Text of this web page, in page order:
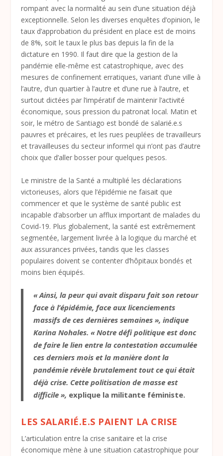
rompant avec la normalité au sein d’une situation déjà
exceptionnelle. Selon les diverses enquêtes d’opinion, le
taux d’approbation du président en place est de moins
de 8%, soit le taux le plus bas depuis la fin de la
dictature en 1990. Il faut dire que la gestion de la
pandémie elle-même est catastrophique, avec des
mesures de confinement erratiques, variant d’une ville à
l’autre, d’un quartier à l’autre et d’une rue à l’autre, et
surtout dictées par l’impératif de maintenir l’activité
économique, sous pression du patronat local. Matin et
soir, le métro de Santiago est bondé de salarié.e.s
pauvres et précaires, et les rues peuplées de travailleurs
et travailleuses du secteur informel qui n’ont pas d’autre
choix que d’aller bosser pour quelques pesos.
Le ministre de la Santé a multiplié les déclarations
victorieuses, alors que l’épidémie ne faisait que
commencer et que le système de santé public est
incapable d’absorber un afflux important de malades du
Covid-19. Plus globalement, la santé est extrêmement
segmentée, largement livrée à la logique du marché et
aux assurances privées, tandis que les classes
populaires doivent se contenter d’hôpitaux bondés et
moins bien équipés.
« Ainsi, la peur qui avait disparu fait son retour
face à l’épidémie, face aux licenciements
massifs de ces dernières semaines », indique
Karina Nohales. « Notre défi politique est donc
de faire le lien entre la contestation accumulée
ces derniers mois et la manière dont la
pandémie révèle brutalement tout ce qui était
déjà crise. Cette politisation de masse est
difficile », explique la militante féministe.
LES SALARIÉ.E.S PAIENT LA CRISE
L’articulation entre la crise sanitaire et la crise
économique mène à une situation catastrophique pour